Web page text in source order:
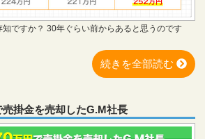
知ですか？ 30年ぐらい前からあると思うのです
続きを全部読む
掛金を売却したG.M社長